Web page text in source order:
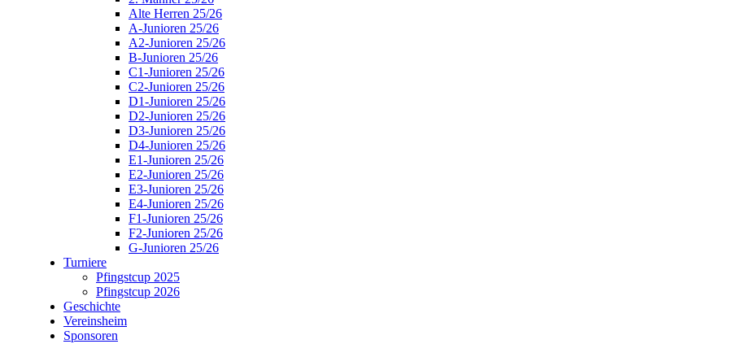
Alte Herren 25/26
A-Junioren 25/26
A2-Junioren 25/26
B-Junioren 25/26
C1-Junioren 25/26
C2-Junioren 25/26
D1-Junioren 25/26
D2-Junioren 25/26
D3-Junioren 25/26
D4-Junioren 25/26
E1-Junioren 25/26
E2-Junioren 25/26
E3-Junioren 25/26
E4-Junioren 25/26
F1-Junioren 25/26
F2-Junioren 25/26
G-Junioren 25/26
Turniere
Pfingstcup 2025
Pfingstcup 2026
Geschichte
Vereinsheim
Sponsoren